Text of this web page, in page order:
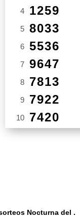
4 1259
5 8033
6 5536
7 9647
8 7813
9 7922
10 7420
Nocturna del .